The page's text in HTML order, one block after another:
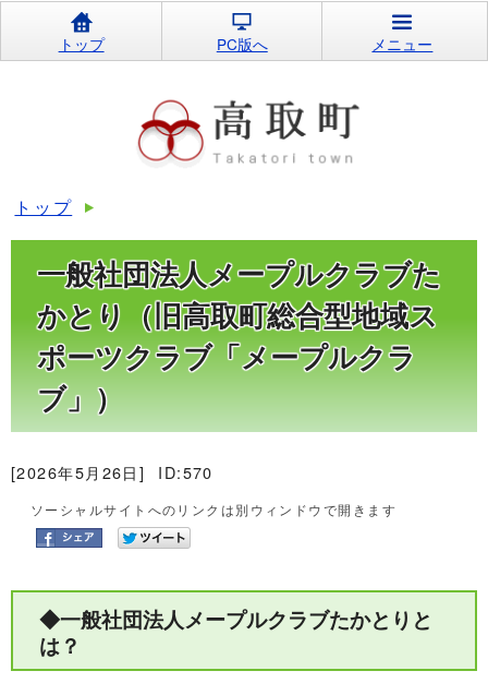
トップ PC版へ メニュー
トップ
一般社団法人メープルクラブた
かとり（旧高取町総合型地域ス
ポーツクラブ「メープルクラ
ブ」）
[2026年5月26日] ID:570
ソーシャルサイトへのリンクは別ウィンドウで開きます
◆一般社団法人メープルクラブたかとりと
は？